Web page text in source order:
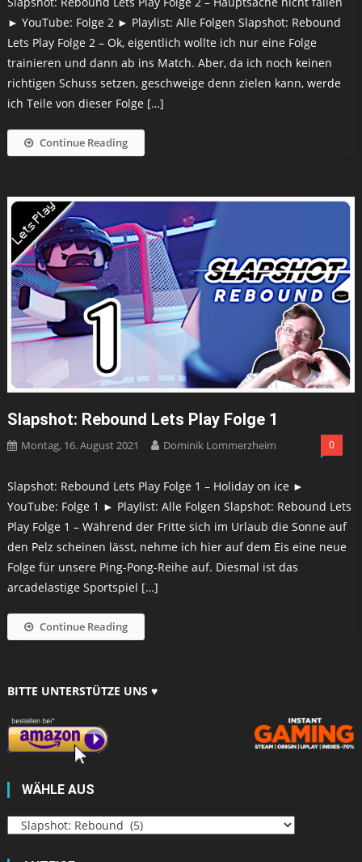
► YouTube: Folge 2 ► Playlist: Alle Folgen Slapshot: Rebound
Lets Play Folge 2 – Ok, eigentlich wollte ich nur eine Folge
trainieren und dann ab ins Match. Aber, da ich noch keinen
richtigen Schuss setzen, geschweige denn zielen kann, werde
ich Teile von dieser Folge […]
Continue Reading
Slapshot: Rebound Lets Play Folge 1
Montag, 16. August 2021 Dominik Lommerzheim 0
Slapshot: Rebound Lets Play Folge 1 – Holiday on ice ►
YouTube: Folge 1 ► Playlist: Alle Folgen Slapshot: Rebound Lets
Play Folge 1 – Während der Fritte sich im Urlaub die Sonne auf
den Pelz scheinen lässt, nehme ich hier auf dem Eis eine neue
Folge für unsere Ping-Pong-Reihe auf. Diesmal ist das
arcadelastige Sportspiel […]
Continue Reading
BITTE UNTERSTÜTZE UNS ♥
WÄHLE AUS
Wähle